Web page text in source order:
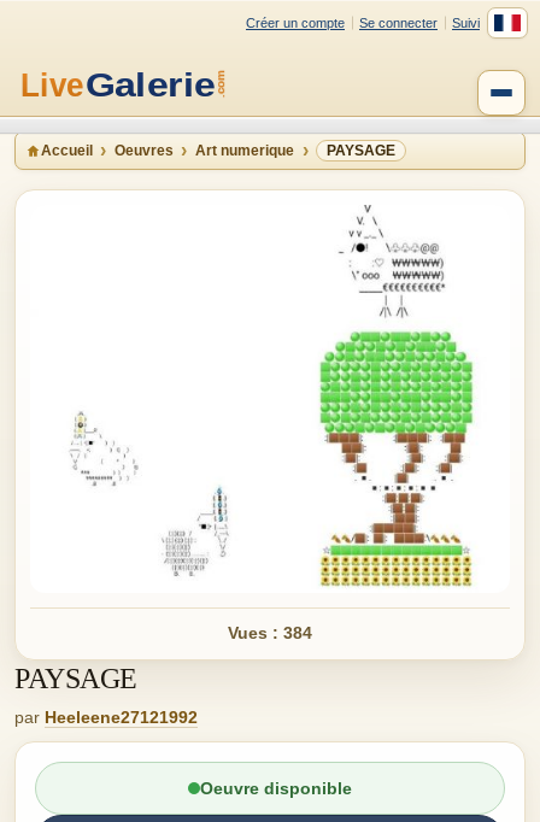
Créer un compte Se connecter Suivi
Accueil Oeuvres Art numerique PAYSAGE
Vues : 384
PAYSAGE
par Heeleene27121992
Oeuvre disponible